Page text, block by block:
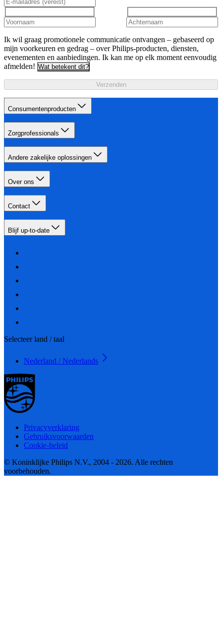
Ik wil graag promotionele communicatie ontvangen – gebaseerd op
mijn voorkeuren en gedrag – over Philips-producten, diensten,
evenementen en aanbiedingen. Ik kan me op elk moment eenvoudig
afmelden! Wat betekent dit?
Verzenden
Consumentenproducten
Zorgprofessionals
Andere zakelijke oplossingen
Over ons
Contact
Blijf up-to-date
Selecteer land / taal
Nederland / Nederlands
Privacyverklaring
Gebruiksvoorwaarden
Cookie-beleid
© Koninklijke Philips N.V., 2004 - 2026. Alle rechten
voorbehouden.